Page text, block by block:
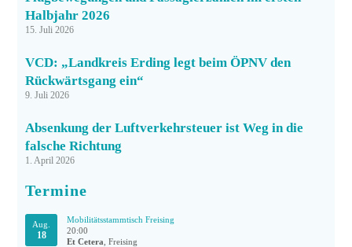
Halbjahr 2026
15. Juli 2026
VCD: „Landkreis Erding legt beim ÖPNV den
Rückwärtsgang ein“
9. Juli 2026
Absenkung der Luftverkehrsteuer ist Weg in die
falsche Richtung
1. April 2026
Termine
Aug.
18
Mobilitätsstammtisch Freising
20:00
Et Cetera , Freising